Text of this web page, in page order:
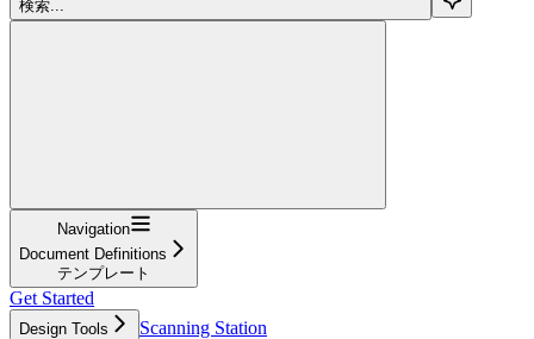
検索...
Navigation
Document Definitions
テンプレート
Get Started
Design Tools
Scanning Station